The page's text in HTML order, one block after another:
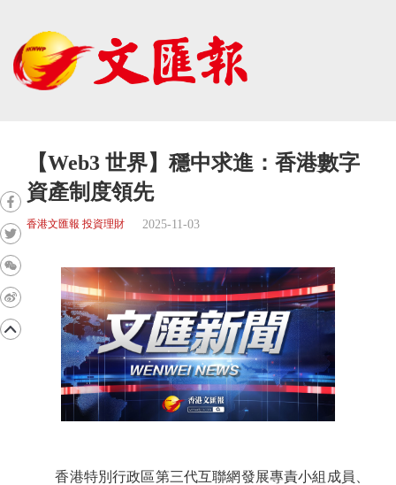
【Web3 世界】穩中求進：香港數字
資產制度領先
香港文匯報 投資理財 2025-11-03
香港特別行政區第三代互聯網發展專責小組成員、